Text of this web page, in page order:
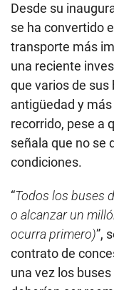
Desde su
se ha convertido
transporte más
una reciente
que varios de sus
antigüedad y
recorrido, pese a
señala que no se
condiciones.
“Todos los buses
o alcanzar un
ocurra primero)”,
contrato de
una vez los